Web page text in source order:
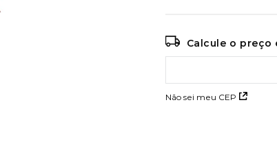
Calcule o
Não sei meu CEP